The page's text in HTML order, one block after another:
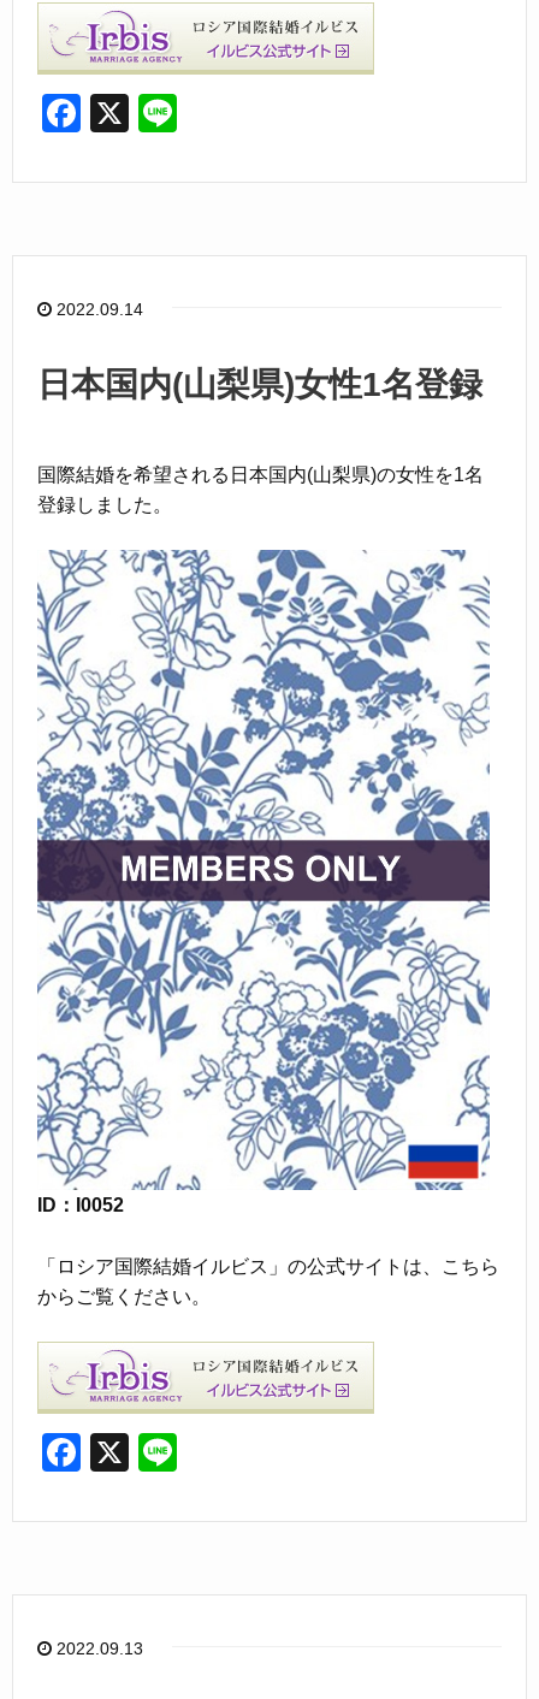
F
c
b
o
k
X
e
2022.09.14
日本国内(山梨県)女性1名登録
国際結婚を希望される日本国内(山梨県)の女性を1名
登録しました。
ID：I0052
「ロシア国際結婚イルビス」の公式サイトは、こちら
からご覧ください。
F
c
b
o
X
e
2022.09.13